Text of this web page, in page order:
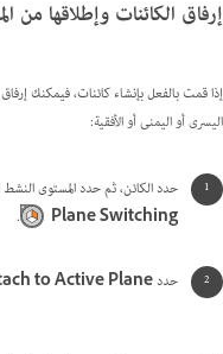
إرفاق الكائنات وإطلاقها من
إذا قمت بالفعل بإنشاء كائنات، فيمكنك
اليسرى أو اليمنى أو الأفقية:
حدد الكائن، ثم حدد المستوى
Plane Switching
.
حددto Active Plane